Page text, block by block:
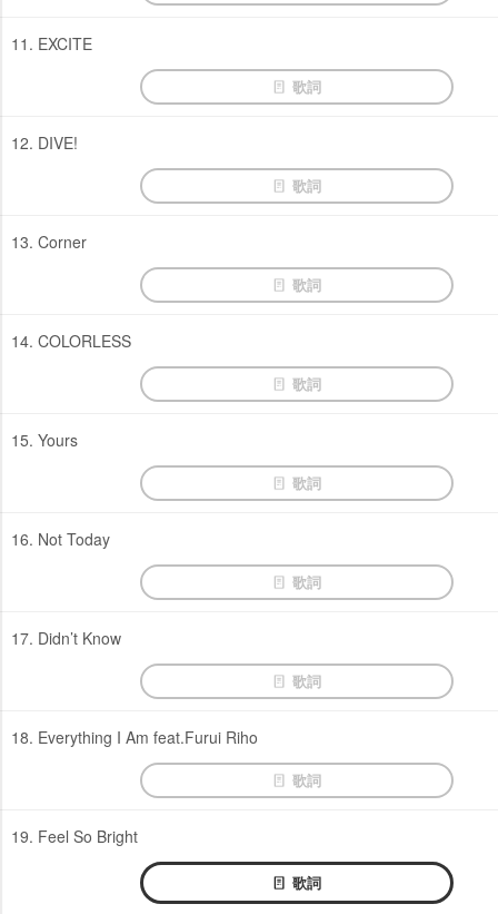
11. EXCITE
歌詞
12. DIVE!
歌詞
13. Corner
歌詞
14. COLORLESS
歌詞
15. Yours
歌詞
16. Not Today
歌詞
17. Didn’t Know
歌詞
18. Everything I Am feat.Furui Riho
歌詞
19. Feel So Bright
歌詞